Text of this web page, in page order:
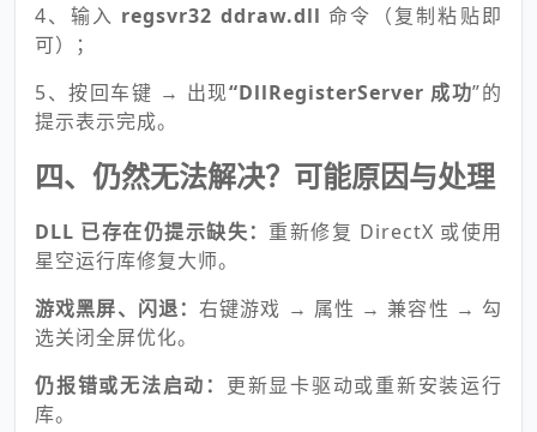
4、输入 regsvr32 ddraw.dll命令（复制粘贴即
可）；
5、按回车键 → 出现“DllRegisterServer 成功”的
提示表示完成。
四、仍然无法解决？可能原因与处理
DLL 已存在仍提示缺失： 重新修复 DirectX 或使用
星空运行库修复大师。
游戏黑屏、闪退：右键游戏 → 属性 → 兼容性 → 勾
选关闭全屏优化。
仍报错或无法启动： 更新显卡驱动或重新安装运行
库。